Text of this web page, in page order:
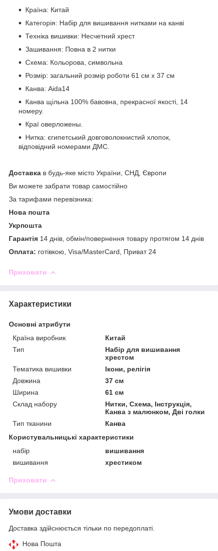
Країна: Китай
Категорія: Набір для вишивання нитками на канві
Техніка вишивки: Несчетний хрест
Зашивання: Повна в 2 нитки
Схема: Кольорова, символьна
Розмір: загальний розмір роботи 61 см х 37 см
Канва: Aida14
Канва щільна 100% бавовна, прекрасної якості, 14
номеру.
Краї оверложены.
Нитка: єгипетський довговолокнистий хлопок,
відповідний номерами ДМС.
Доставка в будь-яке місто України, СНД, Європи
Ви можете забрати товар самостійно
За тарифами перевізника:
Нова пошта
Укрпошта
Гарантія 14 днів, обмін/повернення товару протягом 14 днів
Оплата: готівкою, Visa/MasterCard, Приват 24
Приховати
Характеристики
Основні атрибути
Країна виробник
Китай
Тип
Набір для вишивання
хрестом
Тематика вишивки
Ікони, релігія
Довжина
37 см
Ширина
61 см
Склад набору
Нитки, Схема, Інструкція,
Канва з малюнком, Дві голки
Тип тканини
Канва
Користувальницькі характеристики
набір
вишивання
вишивання
хрестиком
Приховати
Умови доставки
Доставка здійснюється тільки по передоплаті.
Нова Пошта